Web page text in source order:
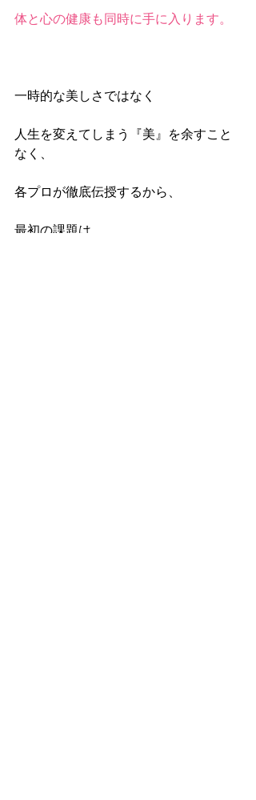
体と心の健康も同時に手に入ります。
一時的な美しさではなく
人生を変えてしまう『美』を余すこと
なく、
各プロが徹底伝授するから、
最初の課題は、